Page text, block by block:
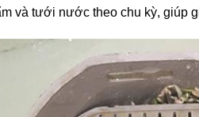
và tưới nước theo chu kỳ, giúp